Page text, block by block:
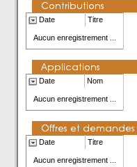
Date Titre
Aucun enregistrement ...
Date Nom
Aucun enregistrement ...
Date Titre
Aucun enregistrement ...